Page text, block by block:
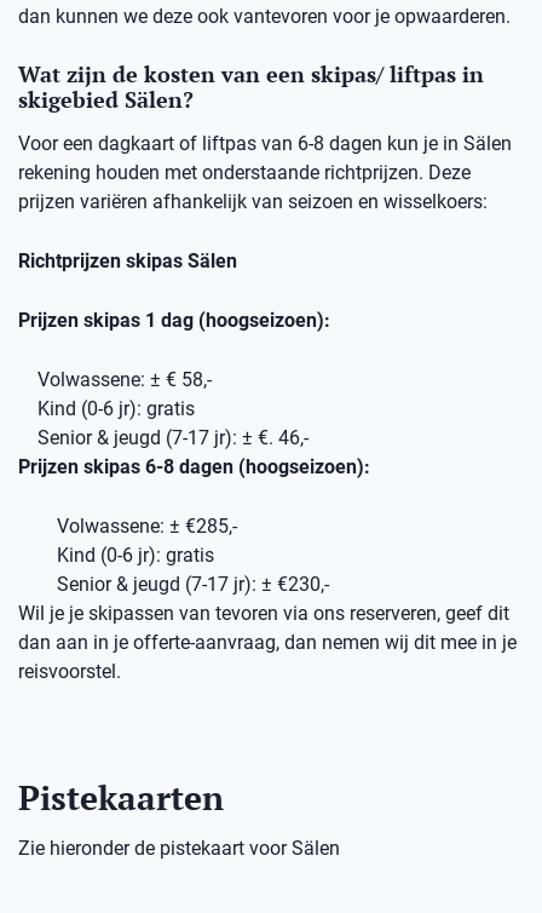
dan kunnen we deze ook vantevoren voor je opwaarderen.
Wat zijn de kosten van een skipas/ liftpas in
skigebied Sälen?
Voor een dagkaart of liftpas van 6-8 dagen kun je in Sälen
rekening houden met onderstaande richtprijzen. Deze
prijzen variëren afhankelijk van seizoen en wisselkoers:
Richtprijzen skipas Sälen
Prijzen skipas 1 dag (hoogseizoen):
Volwassene: ± € 58,-
Kind (0-6 jr): gratis
Senior & jeugd (7-17 jr): ± €. 46,-
Prijzen skipas 6-8 dagen (hoogseizoen):
Volwassene: ± €285,-
Kind (0-6 jr): gratis
Senior & jeugd (7-17 jr): ± €230,-
Wil je je skipassen van tevoren via ons reserveren, geef dit
dan aan in je offerte-aanvraag, dan nemen wij dit mee in je
reisvoorstel.
Pistekaarten
Zie hieronder de pistekaart voor Sälen